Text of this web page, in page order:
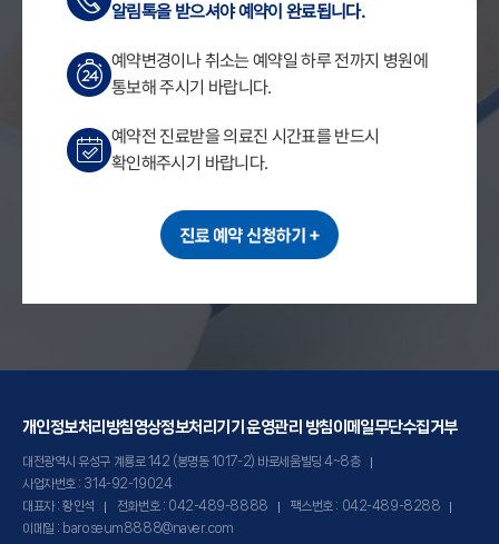
알림톡을 받으셔야 예약이 완료됩니다.
예약변경이나 취소는 예약일 하루 전까지 병원에
통보해 주시기 바랍니다.
예약전 진료받을 의료진 시간표를 반드시
확인해주시기 바랍니다.
개인정보처리방침영상정보처리기기 운영관리 방침이메일무단수집거부
대전광역시 유성구 계룡로 142 (봉명동 1017-2) 바로세움빌딩 4~8층
사업자번호 : 314-92-19024
대표자 : 황인석
전화번호 : 042-489-8888
팩스번호 : 042-489-8288
이메일 : baroseum8888@naver.com